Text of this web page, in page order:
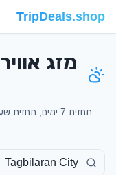
TripDeals.shop